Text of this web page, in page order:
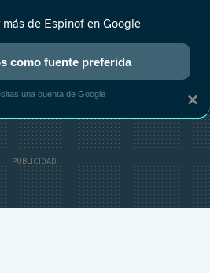
ANIME RANKINGS CINE
×
más de Espinof en Google
como fuente preferida
una cuenta de Google